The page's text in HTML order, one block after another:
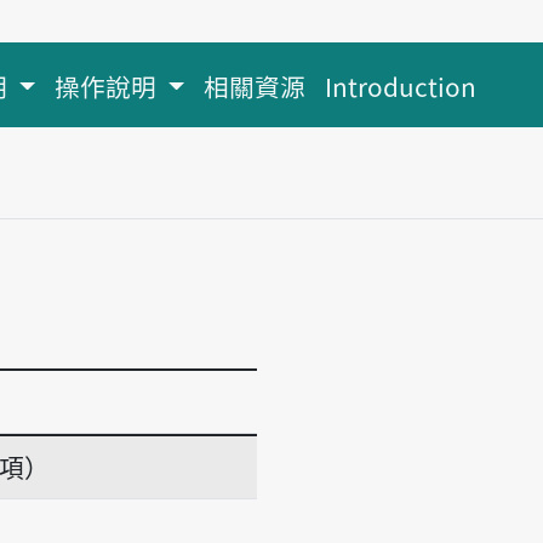
操作說明 相關資源 Introduction
）